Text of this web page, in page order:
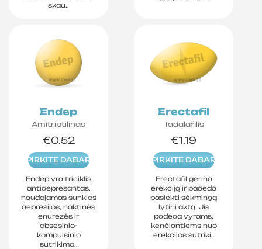
skau..
Endep
Amitriptilinas
€0.52
PIRKITE DABAR
Endep yra triciklis
antidepresantas,
naudojamas sunkios
depresijos, naktinės
enurezės ir
obsesinio-
kompulsinio
sutrikimo..
Erectafil
Tadalafilis
€1.19
PIRKITE DABAR
Erectafil gerina
erekciją ir padeda
pasiekti sėkmingą
lytinį aktą. Jis
padeda vyrams,
kenčiantiems nuo
erekcijos sutriki..